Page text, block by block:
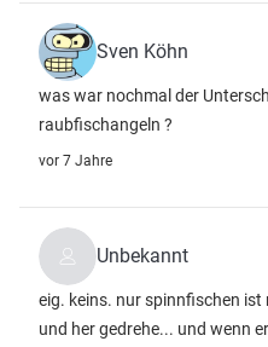
Sven Köhn
was war nochmal der
raubfischangeln ?
vor 7 Jahre
Unbekannt
eig. keins. nur spinnfischen
und her gedrehe... und wenn